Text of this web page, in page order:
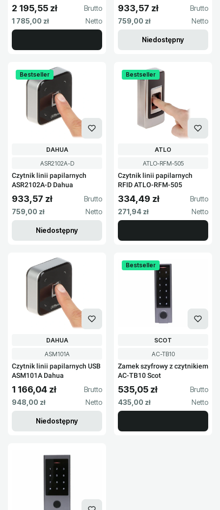
Cena brutto
2 195,55 zł
Cena netto
1 785,00 zł
Cena brutto
933,57 zł
Cena netto
759,00 zł
Niedostępny
Bestseller
Kod produktu
ASR2102A-D
Czytnik linii papilarnych
ASR2102A-D Dahua
PRODUCENT
DAHUA
Cena brutto
933,57 zł
Cena netto
759,00 zł
Niedostępny
Bestseller
Kod produktu
ATLO-RFM-505
Czytnik linii papilarnych
RFID ATLO-RFM-505
PRODUCENT
ATLO
Cena brutto
334,49 zł
Cena netto
271,94 zł
Kod produktu
ASM101A
Czytnik linii papilarnych USB
ASM101A Dahua
PRODUCENT
DAHUA
Cena brutto
1 166,04 zł
Cena netto
948,00 zł
Niedostępny
Bestseller
Kod produktu
AC-TB10
Zamek szyfrowy z czytnikiem
AC-TB10 Scot
PRODUCENT
SCOT
Cena brutto
535,05 zł
Cena netto
435,00 zł